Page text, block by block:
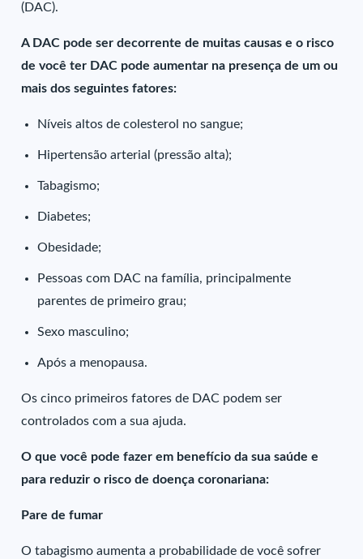
(DAC).
A DAC pode ser decorrente de muitas causas e o risco
de você ter DAC pode aumentar na presença de um ou
mais dos seguintes fatores:
Níveis altos de colesterol no sangue;
Hipertensão arterial (pressão alta);
Tabagismo;
Diabetes;
Obesidade;
Pessoas com DAC na família, principalmente
parentes de primeiro grau;
Sexo masculino;
Após a menopausa.
Os cinco primeiros fatores de DAC podem ser
controlados com a sua ajuda.
O que você pode fazer em benefício da sua saúde e
para reduzir o risco de doença coronariana:
Pare de fumar
O tabagismo aumenta a probabilidade de você sofrer